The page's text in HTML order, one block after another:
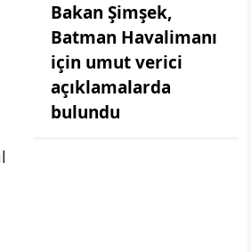
Bakan Şimşek,
Batman Havalimanı
için umut verici
açıklamalarda
bulundu